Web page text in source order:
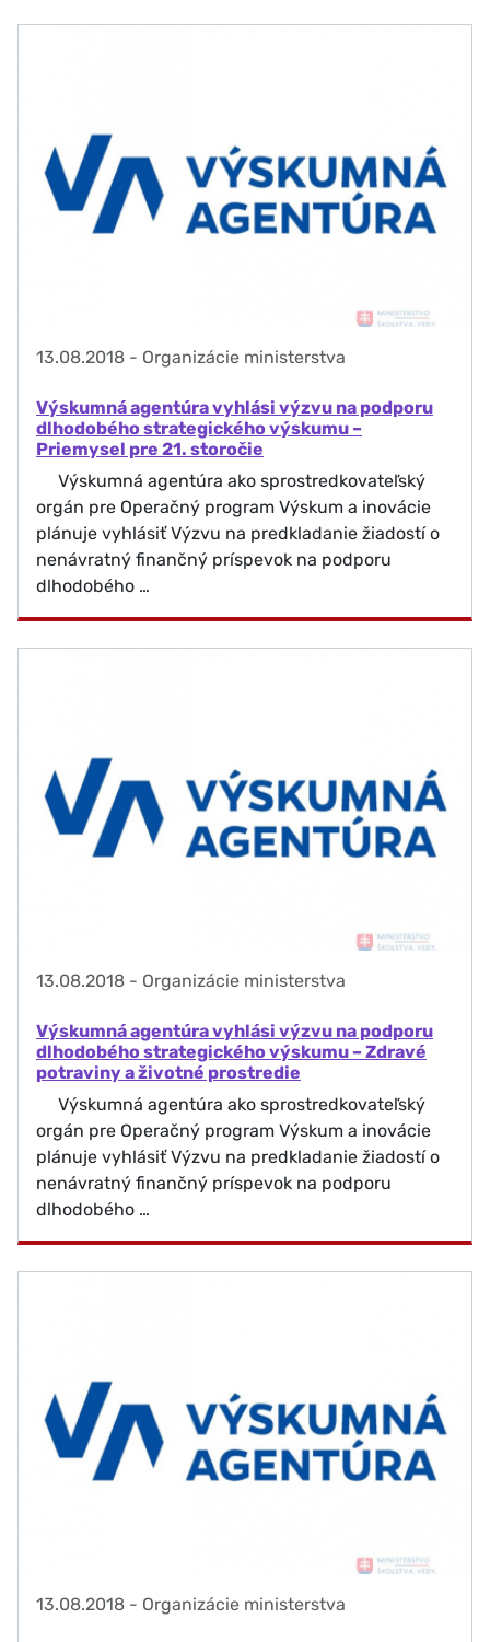
13.08.2018 - Organizácie ministerstva
Výskumná agentúra vyhlási výzvu na podporu
dlhodobého strategického výskumu –
Priemysel pre 21. storočie
Výskumná agentúra ako sprostredkovateľský
orgán pre Operačný program Výskum a inovácie
plánuje vyhlásiť Výzvu na predkladanie žiadostí o
nenávratný finančný príspevok na podporu
dlhodobého …
13.08.2018 - Organizácie ministerstva
Výskumná agentúra vyhlási výzvu na podporu
dlhodobého strategického výskumu – Zdravé
potraviny a životné prostredie
Výskumná agentúra ako sprostredkovateľský
orgán pre Operačný program Výskum a inovácie
plánuje vyhlásiť Výzvu na predkladanie žiadostí o
nenávratný finančný príspevok na podporu
dlhodobého …
13.08.2018 - Organizácie ministerstva